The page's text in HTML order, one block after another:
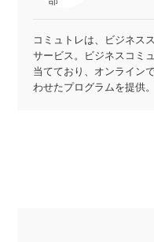
コミュトレは、ビジネス
サービス。ビジネスコミ
当てており、オンライン
わせたプログラムを提供。